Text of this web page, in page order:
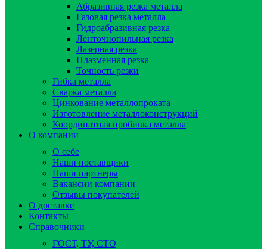
Абразивная резка металла
Газовая резка металла
Гидроaбразивная резка
Ленточнопильная резка
Лазерная резка
Плазменная резка
Точность резки
Гибка металла
Сварка металла
Цинкование металлопроката
Изготовление металлоконструкций
Координатная пробивка металла
О компании
О себе
Наши поставщики
Наши партнеры
Вакансии компании
Отзывы покупателей
О доставке
Контакты
Справочники
ГОСТ, ТУ, СТО